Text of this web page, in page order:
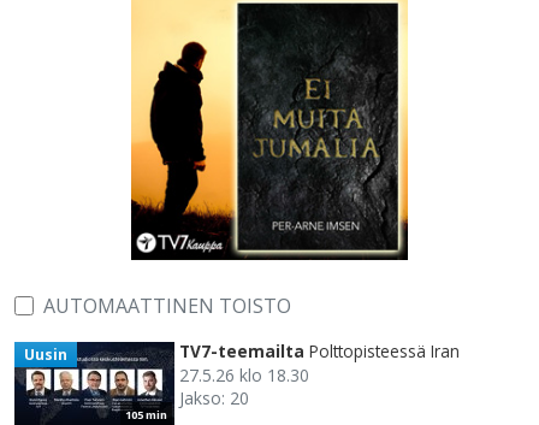
AUTOMAATTINEN TOISTO
105 min
Uusin TV7-teemailta Polttopisteessä Iran
27.5.26 klo 18.30
Jakso: 20